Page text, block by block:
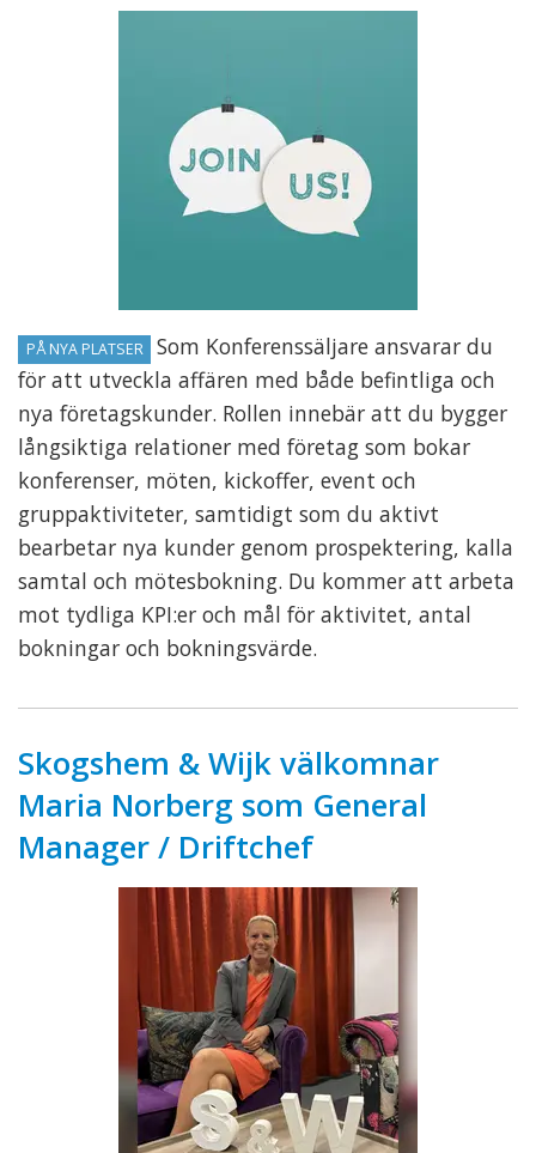
PÅ NYA PLATSER
Som Konferenssäljare ansvarar du
för att utveckla affären med både befintliga och
nya företagskunder. Rollen innebär att du bygger
långsiktiga relationer med företag som bokar
konferenser, möten, kickoffer, event och
gruppaktiviteter, samtidigt som du aktivt
bearbetar nya kunder genom prospektering, kalla
samtal och mötesbokning. Du kommer att arbeta
mot tydliga KPI:er och mål för aktivitet, antal
bokningar och bokningsvärde.
Skogshem & Wijk välkomnar
Maria Norberg som General
Manager / Driftchef